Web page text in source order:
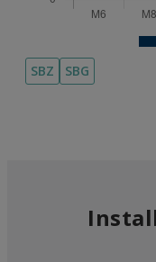
SBZ SBG